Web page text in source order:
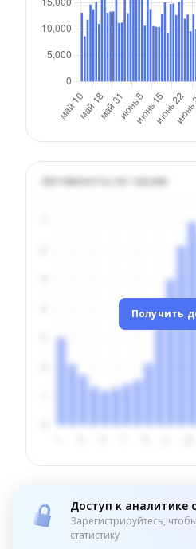
Активность по часам
Получить
Доступ к аналитике
Зарегистрируйтесь,
статистику